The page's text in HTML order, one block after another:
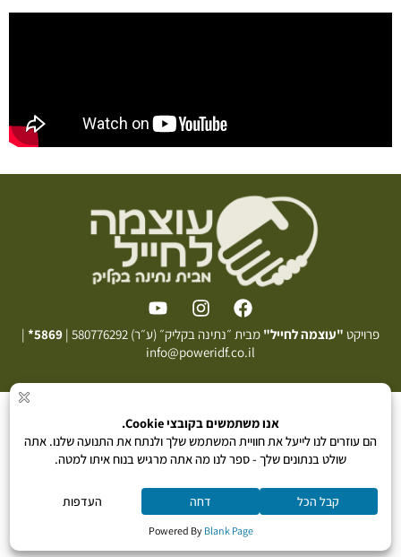
פרויקט "עוצמה לחייל" מבית ״נתינה בקליק״ (ע״ר) 580776292 | 5869*
|
info@poweridf.co.il